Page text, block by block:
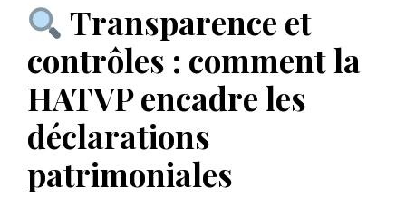
Transparence et
contrôles : comment la
HATVP encadre les
déclarations
patrimoniales